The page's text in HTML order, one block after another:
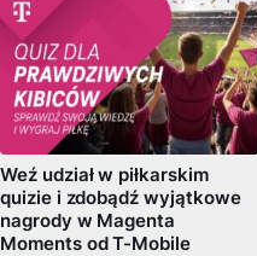
Weź udział w piłkarskim
quizie i zdobądź wyjątkowe
nagrody w Magenta
Moments od T-Mobile